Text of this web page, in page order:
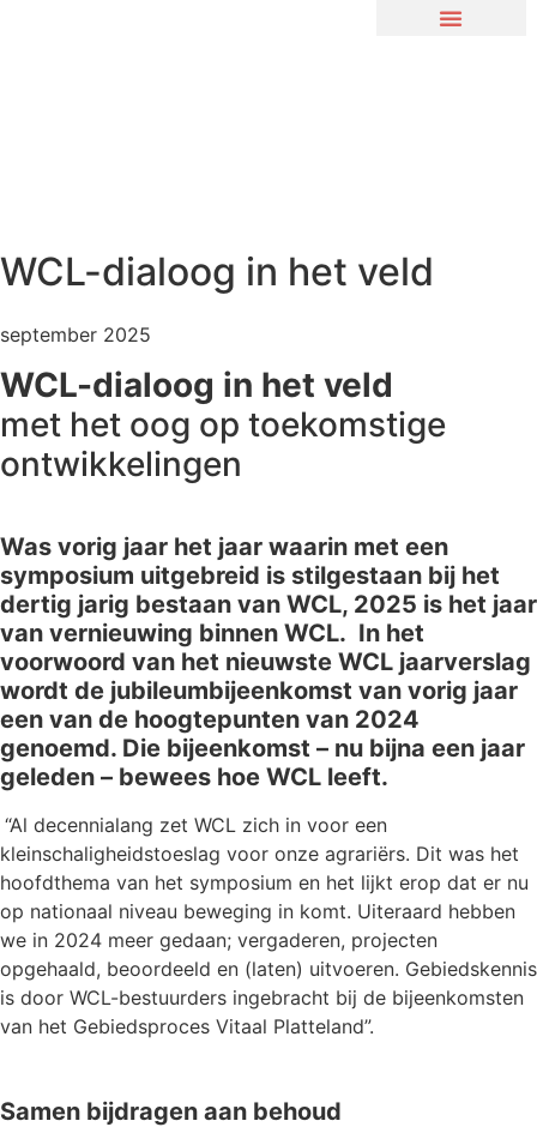
WCL-dialoog in het veld
september 2025
WCL-dialoog in het veld
met het oog op toekomstige
ontwikkelingen
Was vorig jaar het jaar waarin met een
symposium uitgebreid is stilgestaan bij het
dertig jarig bestaan van WCL, 2025 is het jaar
van vernieuwing binnen WCL. In het
voorwoord van het nieuwste WCL jaarverslag
wordt de jubileumbijeenkomst van vorig jaar
een van de hoogtepunten van 2024
genoemd. Die bijeenkomst – nu bijna een jaar
geleden – bewees hoe WCL leeft.
“Al decennialang zet WCL zich in voor een
kleinschaligheidstoeslag voor onze agrariërs. Dit was het
hoofdthema van het symposium en het lijkt erop dat er nu
op nationaal niveau beweging in komt. Uiteraard hebben
we in 2024 meer gedaan; vergaderen, projecten
opgehaald, beoordeeld en (laten) uitvoeren. Gebiedskennis
is door WCL-bestuurders ingebracht bij de bijeenkomsten
van het Gebiedsproces Vitaal Platteland”.
Samen bijdragen aan behoud